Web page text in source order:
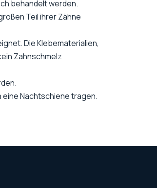
behandelt werden.
Teil ihrer Zähne
Die Klebematerialien,
Zahnschmelz
eine Nachtschiene tragen.